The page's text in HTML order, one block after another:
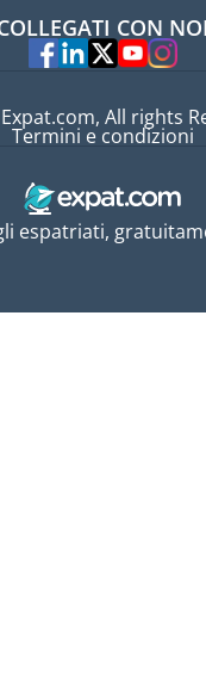
EspertiCON NOI
espatriati,
All rights
Termini e condizioni